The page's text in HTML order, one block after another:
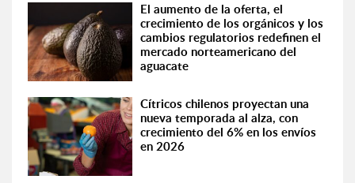
El aumento de la oferta, el
crecimiento de los orgánicos y los
cambios regulatorios redefinen el
mercado norteamericano del
aguacate
Cítricos chilenos proyectan una
nueva temporada al alza, con
crecimiento del 6% en los envíos
en 2026